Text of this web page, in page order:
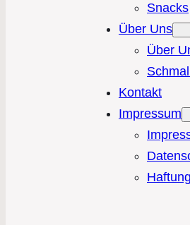
Snacks
Über Uns
Über
Kontakt
Impressum